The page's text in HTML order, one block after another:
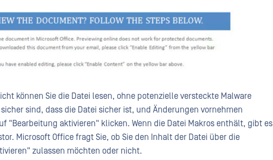
können Sie die Datei lesen, ohne potenzielle versteckte Malware
sind, dass die Datei sicher ist, und Änderungen vornehmen
"Bearbeitung aktivieren" klicken. Wenn die Datei Makros enthält, gibt es
Microsoft Office fragt Sie, ob Sie den Inhalt der Datei über die
zulassen möchten oder nicht.